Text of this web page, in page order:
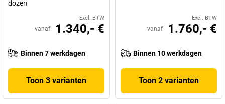
dozen
Excl. BTW
vanaf 1.340,- €
Binnen 7 werkdagen
Toon 3 varianten
Excl. BTW
vanaf 1.760,- €
Binnen 10 werkdagen
Toon 2 varianten